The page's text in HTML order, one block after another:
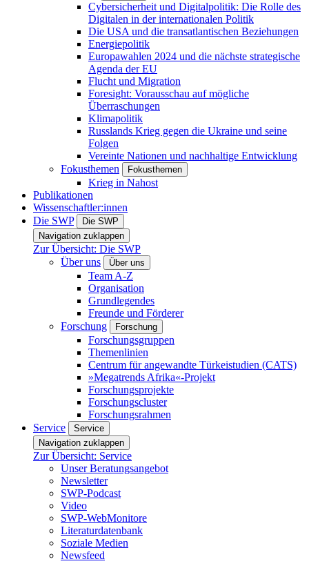
Cybersicherheit und Digitalpolitik: Die Rolle des
Digitalen in der internationalen Politik
Die USA und die transatlantischen Beziehungen
Energiepolitik
Europawahlen 2024 und die nächste strategische
Agenda der EU
Flucht und Migration
Foresight: Vorausschau auf mögliche
Überraschungen
Klimapolitik
Russlands Krieg gegen die Ukraine und seine
Folgen
Vereinte Nationen und nachhaltige Entwicklung
Fokusthemen
Fokusthemen
Krieg in Nahost
Publikationen
Wissenschaftler:innen
Die SWP
Die SWP
Navigation zuklappen
Zur Übersicht: Die SWP
Über uns
Über uns
Team A-Z
Organisation
Grundlegendes
Freunde und Förderer
Forschung
Forschung
Forschungsgruppen
Themenlinien
Centrum für angewandte Türkeistudien (CATS)
»Megatrends Afrika«-Projekt
Forschungsprojekte
Forschungscluster
Forschungsrahmen
Service
Service
Navigation zuklappen
Zur Übersicht: Service
Unser Beratungsangebot
Newsletter
SWP-Podcast
Video
SWP-WebMonitore
Literaturdatenbank
Soziale Medien
Newsfeed